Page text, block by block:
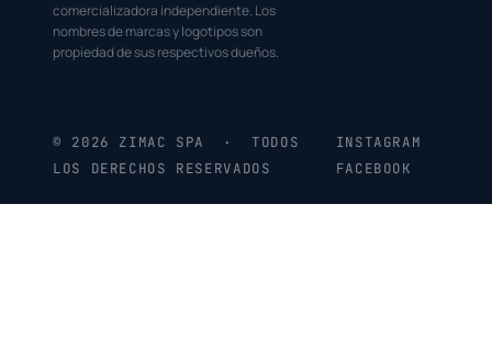
comercializadora independiente. Los
nombres de marcas y logotipos son
propiedad de sus respectivos dueños.
© 2026 ZIMAC SPA · TODOS
LOS DERECHOS RESERVADOS
INSTAGRAM
FACEBOOK